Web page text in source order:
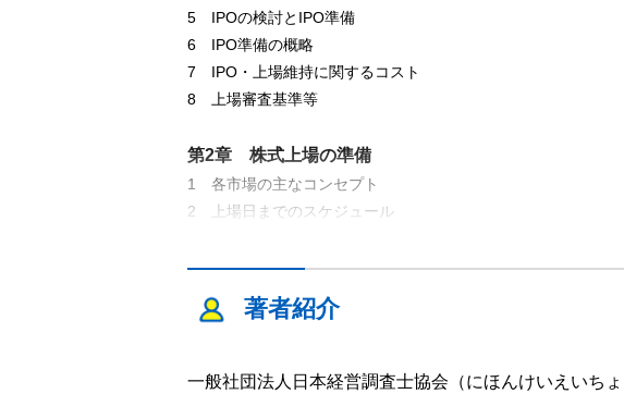
5 IPOの検討とIPO準備
6 IPO準備の概略
7 IPO・上場維持に関するコスト
8 上場審査基準等
第2章 株式上場の準備
1 各市場の主なコンセプト
2 上場日までのスケジュール
4 上場審査等の内容と留意点
第3章 資本政策
2 資本政策の個別手法
著者紹介
一般社団法人日本経営調査士協会（にほんけいえいちょ